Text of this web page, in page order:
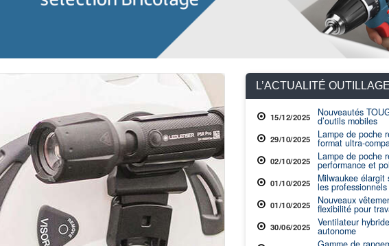
BÂTIMENT 02 Octobre 2025
Lampe de poche rechargeable
performance et polyvalence
Découvrez la gamme P7R Ledlenser :
2000 lumens, Pro haute performance
L’ACTUALITÉ
15/12/2025 Nouveautés
d’outils mobiles
29/10/2025 Lampe de poche
format ultra-
02/10/2025 Lampe de poche
performance et
01/10/2025 Milwaukee élargit
les
01/10/2025 Nouveaux
flexibilité pour
30/06/2025 Ventilateur
autonome